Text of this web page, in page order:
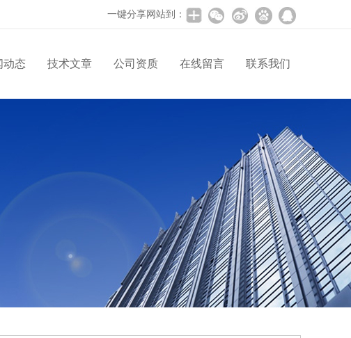
一键分享网站到：
动态 技术文章 公司资质 在线留言 联系我们